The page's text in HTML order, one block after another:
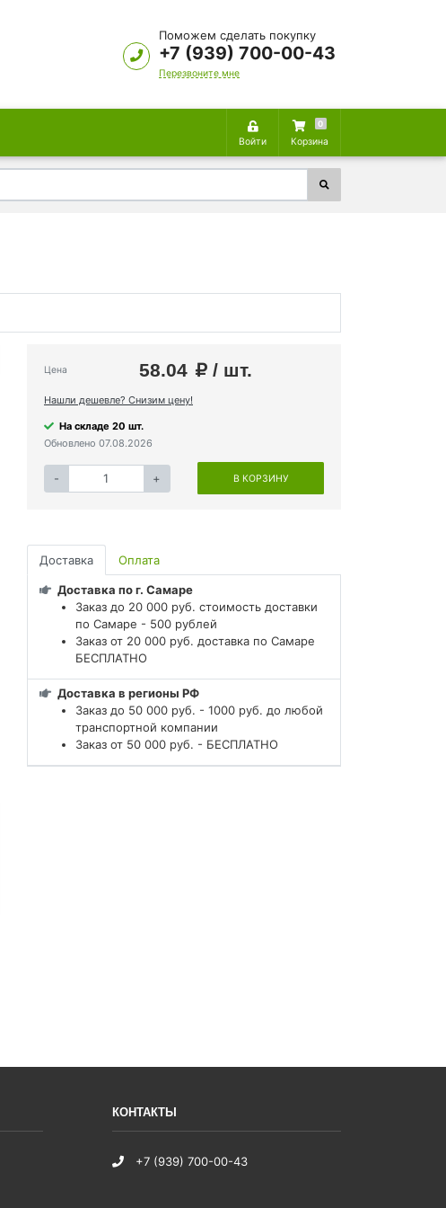
Поможем сделать покупку
+7 (939) 700-00-43
Перезвоните мне
Войти
0
Корзина
Цена 58.04 / шт.
Нашли дешевле? Снизим цену!
На складе 20 шт.
Обновлено 07.08.2026
- + В КОРЗИНУ
Доставка Оплата
Доставка по г. Самаре
Заказ до 20 000 руб. стоимость доставки
по Самаре - 500 рублей
Заказ от 20 000 руб. доставка по Самаре
БЕСПЛАТНО
Доставка в регионы РФ
Заказ до 50 000 руб. - 1000 руб. до любой
транспортной компании
Заказ от 50 000 руб. - БЕСПЛАТНО
КОНТАКТЫ
+7 (939) 700-00-43